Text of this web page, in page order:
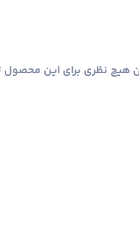
هیچ نظری برای این